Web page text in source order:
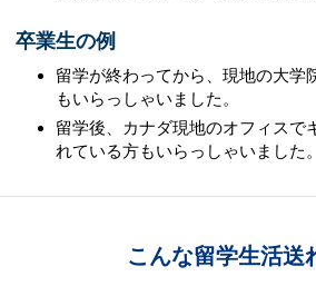
卒業生の例
留学が終わってから、現地の大学
もいらっしゃいました。
留学後、カナダ現地のオフィスで
れている方もいらっしゃいました。
こんな留学生活送